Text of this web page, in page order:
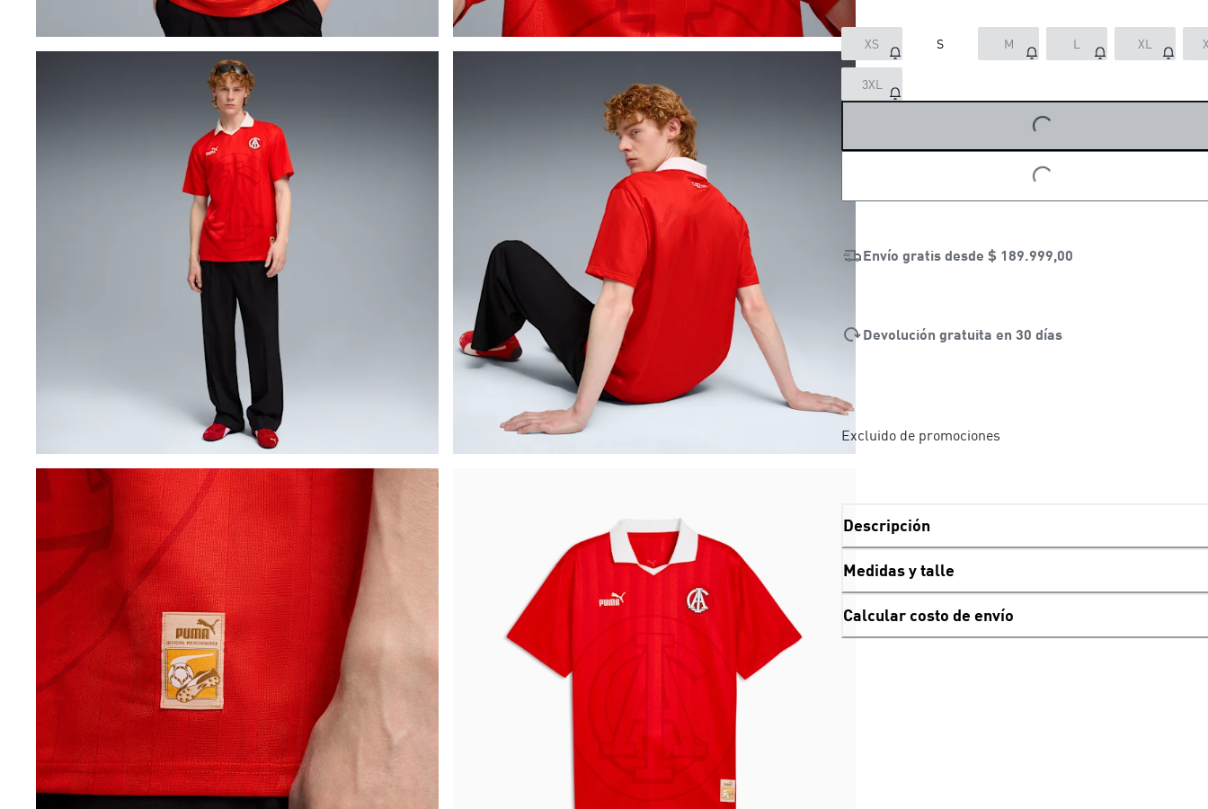
XS S M L XL
3XL
LOADING...
LOADING...
Envío gratis desde $ 189.999,00
Devolución gratuita en 30 días
Excluido de promociones
Descripción
Medidas y talle
Calcular costo de envío